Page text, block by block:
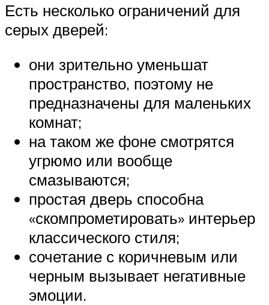
Есть несколько ограничений для
серых дверей:
они зрительно уменьшат
пространство, поэтому не
предназначены для маленьких
комнат;
на таком же фоне смотрятся
угрюмо или вообще
смазываются;
простая дверь способна
«скомпрометировать» интерьер
классического стиля;
сочетание с коричневым или
черным вызывает негативные
эмоции.